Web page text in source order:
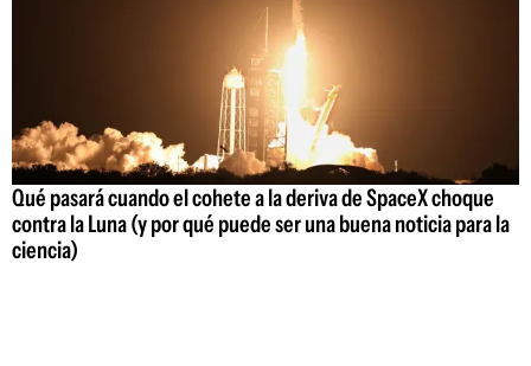
Qué pasará cuando el cohete a la deriva de SpaceX choque
contra la Luna (y por qué puede ser una buena noticia para la
ciencia)